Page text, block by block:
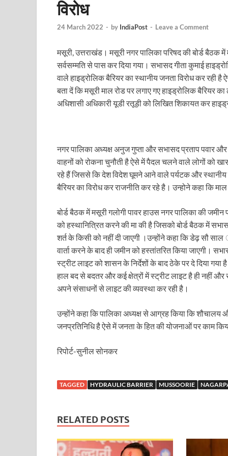
EV Charging Station: यूपी में 238 नए पब्लिक ईवी
Pateshwari Drvi: मुख्यमंत्री योगी आदित्यनाथ ने किए मां
Uttarakhand Female Boxer: मुख्यमंत्री धामी से मिलीं
UP Kanwar Yatra: कांवड़ यात्रा से पहले सभी धार्मिक
Bharat Tex 2026: टेक्सटाइल निवेश के प्रमुख गंतव्य के
Shri Ram Mandir: श्रीराम मंदिर चढ़ावा चोरी के
The Kshitij Show: द क्षितिज शो में पहुंचे जुयाल और
Lok Sanvardhan Parva: देहरादून में मुख्यमंत्री पुष्कर सिंह
West Bengal Rajya Sabha By-Election: चुनाव
Shri Kashi Vishwanath Mandir: उत्तरकाशी में CM
Dr.Teejan Bai: विश्वविख्यात पंडवानी गायिका, पद्म
Khatipura Mega Coach Care Terminal: खातीपुरा में
Sundarpura Railway Station: खाटू श्याम जी के भक्तो
Jan-Jan Ki Sarkar Abhiyan: 4 जुलाई से फिर शुरु होगा
आ गई यूपी बीजेपी संगठन की लिस्ट, देखिए कौन-कौन है इस
Chhattisgarh UCC: छत्तीसगढ़ में UCC का खाका तैयार
राजमिस्त्री, किसान और शिक्षक परिवारों के बेटे यूपीएससी
पीएम मोदी के संबोधन की बड़ी बातें
विरोध
24 March 2022 - by IndiaPost - Leave a Comment
मसूरी, उत्तराखंड। मसूरी नगर पालिका परिषद की बोर्ड बैठक
सर्वसम्मति से पास कर दिया गया। सभासद गीता कुमाई
वाले हाइड्रोलिक बैरियर का स्थानीय जनता विरोध कर रही
बता दें कि मसूरी माल रोड पर लगाए गए हाइड्रोलिक
अधिशासी अधिकारी यूडी रतूड़ी को लिखित शिकायत कर
नगर पालिका अध्यक्ष अनुज गुप्ता और सभासद प्रताप पवार और
वाहनों को रोकना चुनौती है ऐसे में पैदल चलने वाले लोगों को
रहे हैं जिससे कि देश विदेश घूमने आने वाले पर्यटक और स्थानीय
बैरियर का विरोध कर राजनीति कर रहे है। उन्होने कहा कि
बोर्ड बैठक में मसूरी गलोगी पावर हाउस नगर पालिका की
को हस्थानित्रित करने की मा की है जिसको बोर्ड बैठक में
शर्त के किसी को नहीं दी जाएगी ।उन्होंने कहा कि डेढ़ सौ
वार्ता करने के बाद ही जमीन को हस्तांतरित किया जाएगी।
स्ट्रीट लाइट को शासन के निर्देशों के बाद ठेके पर दे दिया गया
हाल बद से बदतर और कई क्षेत्रों में स्ट्रीट लाइट है ही नहीं
अपने संसाधनों से लाइट की व्यवस्था कर रही है।
उन्होंने कहा कि पालिका अध्यक्ष से आग्रह किया कि
जनप्रतिनिधि है ऐसे में जनता के हित की योजनाओं पर काम
रिपोर्ट-सुनील सोनकर
TAGGED HYDRAULIC BARRIER MUSSOORIE
RELATED POSTS